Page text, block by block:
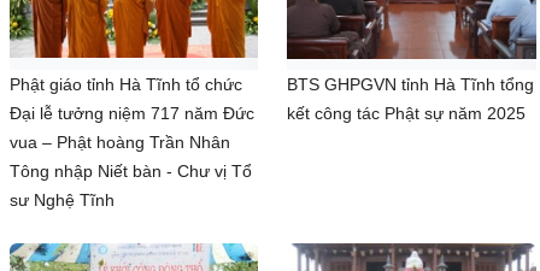
Phật giáo tỉnh Hà Tĩnh tổ chức
Đại lễ tưởng niệm 717 năm Đức
vua – Phật hoàng Trần Nhân
Tông nhập Niết bàn - Chư vị Tổ
sư Nghệ Tĩnh
BTS GHPGVN tỉnh Hà Tĩnh tổng
kết công tác Phật sự năm 2025